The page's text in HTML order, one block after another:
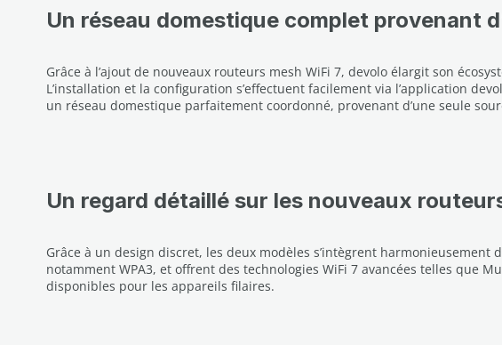
Un réseau domestique complet provenant
Grâce à l’ajout de nouveaux routeurs mesh WiFi 7, devolo élargit son
L’installation et la configuration s’effectuent facilement via l’application
un réseau domestique parfaitement coordonné, provenant d’une seule
Un regard détaillé sur les nouveaux
Grâce à un design discret, les deux modèles s’intègrent
notamment WPA3, et offrent des technologies WiFi 7 avancées telles que
disponibles pour les appareils filaires.